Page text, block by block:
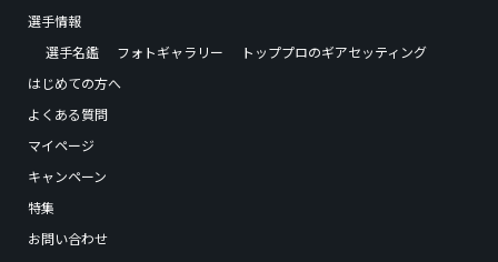
選手情報
選手名鑑
フォトギャラリー
トッププロのギアセッティング
はじめての方へ
よくある質問
マイページ
キャンペーン
特集
お問い合わせ